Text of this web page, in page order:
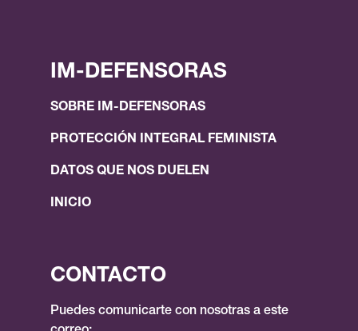
IM-DEFENSORAS
SOBRE IM-DEFENSORAS
PROTECCIÓN INTEGRAL FEMINISTA
DATOS QUE NOS DUELEN
INICIO
CONTACTO
Puedes comunicarte con nosotras a este